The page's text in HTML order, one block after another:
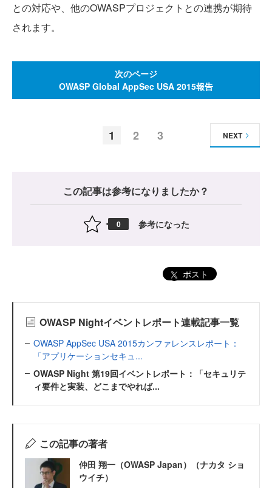
との対応や、他のOWASPプロジェクトとの連携が期待
されます。
次のページ
OWASP Global AppSec USA 2015報告
1 2 3 NEXT
この記事は参考になりましたか？
0 参考になった
ポスト
OWASP Nightイベントレポート連載記事一覧
OWASP AppSec USA 2015カンファレンスレポート：
「アプリケーションセキュ...
OWASP Night 第19回イベントレポート：「セキュリテ
ィ要件と実装、どこまでやれば...
この記事の著者
仲田 翔一（OWASP Japan）（ナカタ ショ
ウイチ）